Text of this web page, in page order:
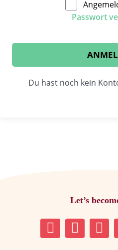
Passwort
Du hast noch kein
Let’s